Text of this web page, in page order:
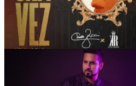
Charlie Zaa regresa “Por una vez”